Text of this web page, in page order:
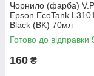
Чорнило (фарба)
Epson EcoTank
Black (BK) 70мл
Готово до відправки
160 ₴